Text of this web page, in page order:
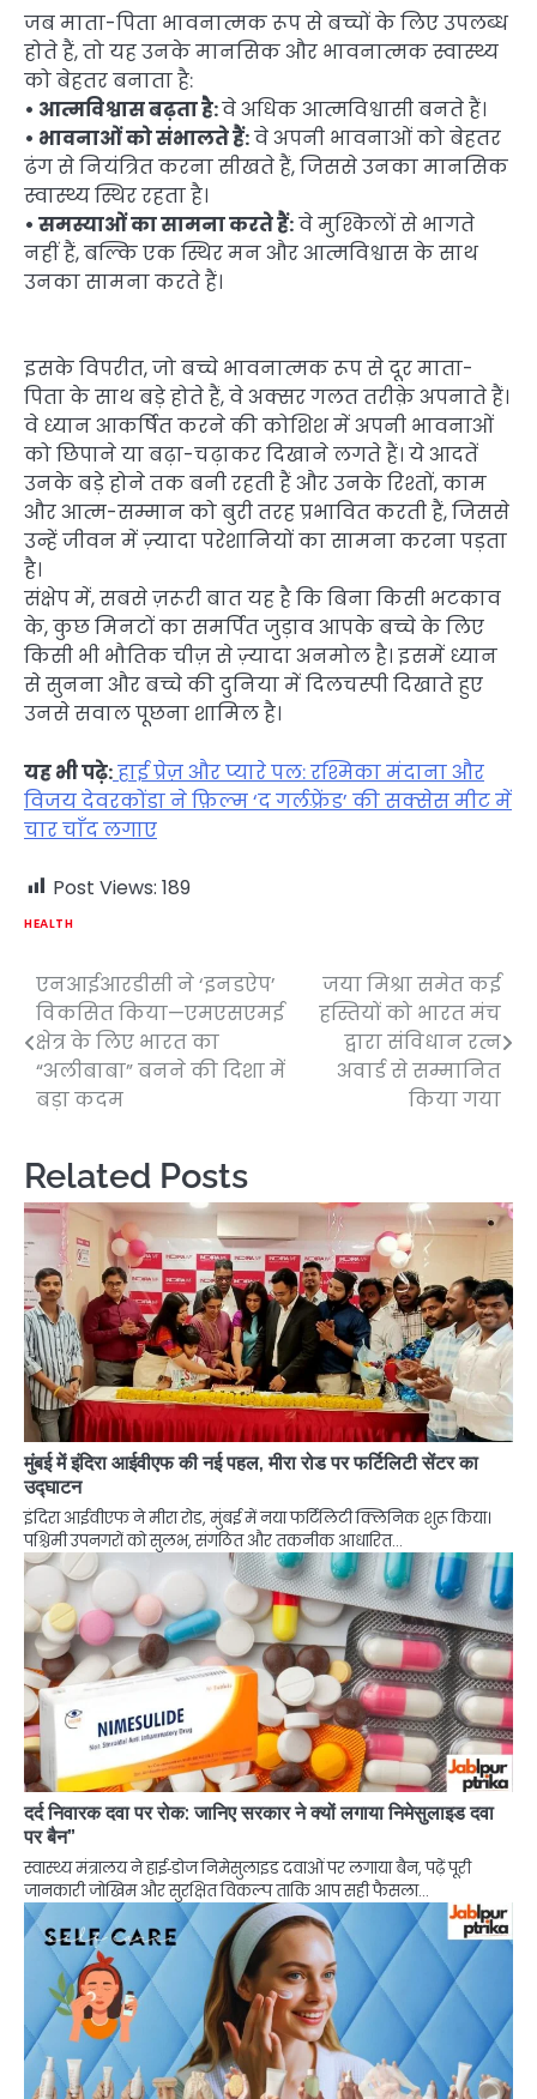
जब माता-पिता भावनात्मक रूप से बच्चों के लिए उपलब्ध
होते हैं, तो यह उनके मानसिक और भावनात्मक स्वास्थ्य
को बेहतर बनाता है:
• आत्मविश्वास बढ़ता है:वे अधिक आत्मविश्वासी बनते हैं।
• भावनाओं को संभालते हैं:वे अपनी भावनाओं को बेहतर
ढंग से नियंत्रित करना सीखते हैं, जिससे उनका मानसिक
स्वास्थ्य स्थिर रहता है।
• समस्याओं का सामना करते हैं:वे मुश्किलों से भागते
नहीं हैं, बल्कि एक स्थिर मन और आत्मविश्वास के साथ
उनका सामना करते हैं।
इसके विपरीत, जो बच्चे भावनात्मक रूप से दूर माता-
पिता के साथ बड़े होते हैं, वे अक्सर गलत तरीक़े अपनाते हैं।
वे ध्यान आकर्षित करने की कोशिश में अपनी भावनाओं
को छिपाने या बढ़ा-चढ़ाकर दिखाने लगते हैं। ये आदतें
उनके बड़े होने तक बनी रहती हैं और उनके रिश्तों, काम
और आत्म-सम्मान को बुरी तरह प्रभावित करती हैं, जिससे
उन्हें जीवन में ज़्यादा परेशानियों का सामना करना पड़ता
है।
संक्षेप में, सबसे ज़रूरी बात यह है कि बिना किसी भटकाव
के, कुछ मिनटों का समर्पित जुड़ाव आपके बच्चे के लिए
किसी भी भौतिक चीज़ से ज़्यादा अनमोल है। इसमें ध्यान
से सुनना और बच्चे की दुनिया में दिलचस्पी दिखाते हुए
उनसे सवाल पूछना शामिल है।
यह भी पढ़े:हाई प्रेज़ और प्यारे पल: रश्मिका मंदाना और
विजय देवरकोंडा ने फ़िल्म ‘द गर्लफ़्रेंड’ की सक्सेस मीट में
चार चाँद लगाए
Post Views: 189
HEALTH
Post
navigation
एनआईआरडीसी ने ‘इनडऐप’
विकसित किया—एमएसएमई
क्षेत्र के लिए भारत का
“अलीबाबा” बनने की दिशा में
बड़ा कदम
जया मिश्रा समेत कई
हस्तियों को भारत मंच
द्वारा संविधान रत्न
अवार्ड से सम्मानित
किया गया
Related Posts
मुंबई में इंदिरा आईवीएफ की नई पहल, मीरा रोड पर फर्टिलिटी सेंटर का
उद्घाटन
इंदिरा आईवीएफ ने मीरा रोड, मुंबई में नया फर्टिलिटी क्लिनिक शुरू किया।
पश्चिमी उपनगरों को सुलभ, संगठित और तकनीक आधारित…
दर्द निवारक दवा पर रोक: जानिए सरकार ने क्यों लगाया निमेसुलाइड दवा
पर बैन”
स्वास्थ्य मंत्रालय ने हाई‑डोज निमेसुलाइड दवाओं पर लगाया बैन, पढ़ें पूरी
जानकारी जोखिम और सुरक्षित विकल्प ताकि आप सही फैसला…